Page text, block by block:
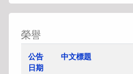
榮譽
公告
日期
中文標題